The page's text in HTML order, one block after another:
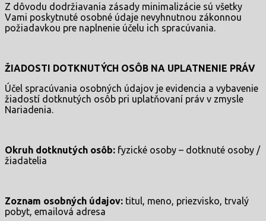
Z dôvodu dodržiavania zásady minimalizácie sú všetky
Vami poskytnuté osobné údaje nevyhnutnou zákonnou
požiadavkou pre naplnenie účelu ich spracúvania.
ŽIADOSTI DOTKNUTÝCH OSÔB NA UPLATNENIE PRÁV
Účel spracúvania osobných údajov je evidencia a vybavenie
žiadostí dotknutých osôb pri uplatňovaní práv v zmysle
Nariadenia.
Okruh dotknutých osôb: fyzické osoby – dotknuté osoby /
žiadatelia
Zoznam osobných údajov: titul, meno, priezvisko, trvalý
pobyt, emailová adresa